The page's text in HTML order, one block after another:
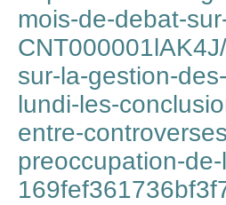
mois-de-debat-
sur-la-gestion-
lundi-les-
entre-
preoccupation-